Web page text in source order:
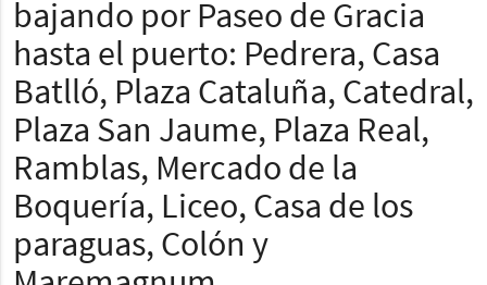
bajando por Paseo de Gracia
hasta el puerto: Pedrera, Casa
Batlló, Plaza Cataluña, Catedral,
Plaza San Jaume, Plaza Real,
Ramblas, Mercado de la
Boquería, Liceo, Casa de los
paraguas, Colón y